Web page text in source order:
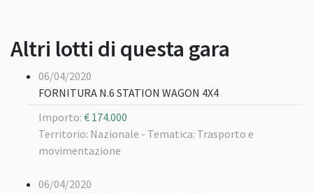
Altri lotti di questa gara
06/04/2020
FORNITURA N.6 STATION WAGON 4X4
Importo: € 174.000
Territorio: Nazionale - Tematica: Trasporto e
movimentazione
06/04/2020